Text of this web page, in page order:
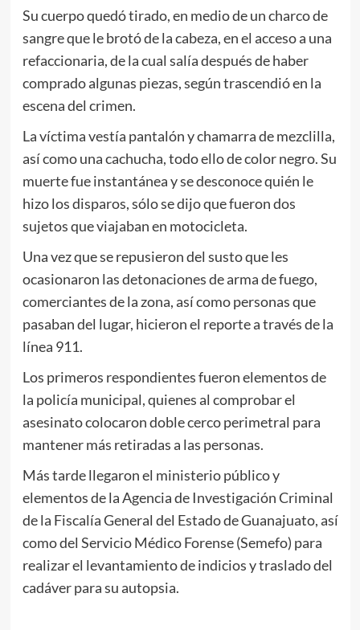
Su cuerpo quedó tirado, en medio de un charco de
sangre que le brotó de la cabeza, en el acceso a una
refaccionaria, de la cual salía después de haber
comprado algunas piezas, según trascendió en la
escena del crimen.
La víctima vestía pantalón y chamarra de mezclilla,
así como una cachucha, todo ello de color negro. Su
muerte fue instantánea y se desconoce quién le
hizo los disparos, sólo se dijo que fueron dos
sujetos que viajaban en motocicleta.
Una vez que se repusieron del susto que les
ocasionaron las detonaciones de arma de fuego,
comerciantes de la zona, así como personas que
pasaban del lugar, hicieron el reporte a través de la
línea 911.
Los primeros respondientes fueron elementos de
la policía municipal, quienes al comprobar el
asesinato colocaron doble cerco perimetral para
mantener más retiradas a las personas.
Más tarde llegaron el ministerio público y
elementos de la Agencia de Investigación Criminal
de la Fiscalía General del Estado de Guanajuato, así
como del Servicio Médico Forense (Semefo) para
realizar el levantamiento de indicios y traslado del
cadáver para su autopsia.